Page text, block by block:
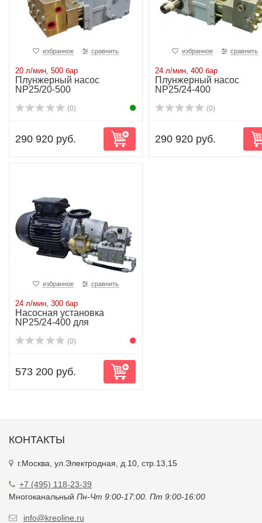
избранное сравнить
20 л/мин, 500 бар
Плунжерный насос
NP25/20-500
(0)
290 920 руб.
избранное сравнить
24 л/мин, 400 бар
Плунжерный насос
NP25/24-400
(0)
290 920 руб.
избранное сравнить
24 л/мин, 300 бар
Насосная установка
NP25/24-400 для
(0)
573 200 руб.
КОНТАКТЫ
г.Москва, ул.Электродная, д.10, стр.13,15
+7 (495) 118-23-39
Многоканальный Пн-Чт 9:00-17:00. Пт 9:00-16:00
info@kreoline.ru